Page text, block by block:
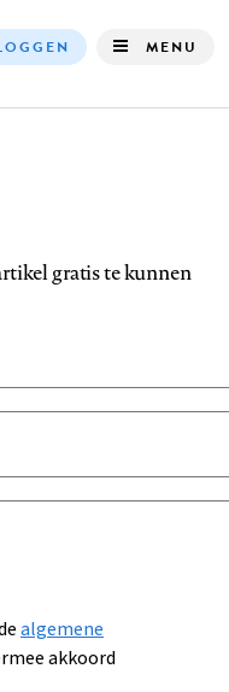
MENU
gratis te kunnen
algemene
akkoord